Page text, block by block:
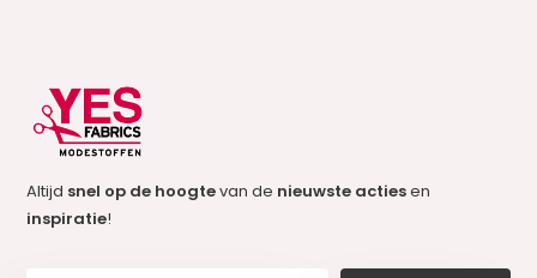
Altijd snel op de hoogtevan de nieuwste actiesen
inspiratie!